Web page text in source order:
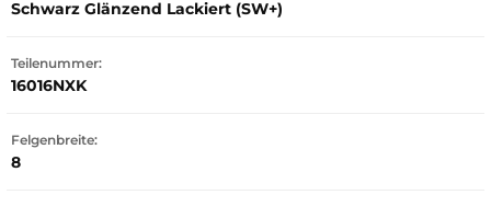
Schwarz Glänzend Lackiert (SW+)
Teilenummer:
16016NXK
Felgenbreite:
8